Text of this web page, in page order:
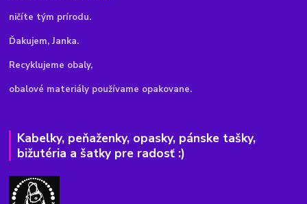
ničíte tým prírodu.
Ďakujem, Janka.
Recyklujeme obaly,
obalové materiály používame opakovane.
Kabelky, peňaženky, opasky, pánske tašky,
bižutéria a šatky pre radosť :)